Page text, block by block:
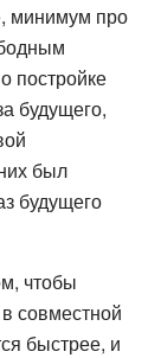
минимум про
постройке
будущего,
был
будущего
чтобы
совместной
быстрее, и